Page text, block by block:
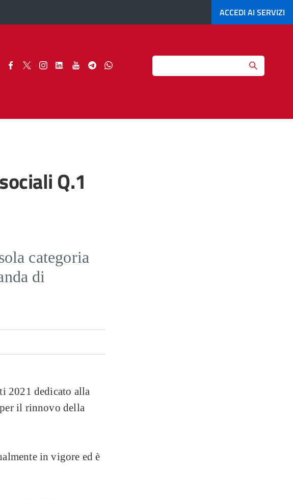
ACCEDI AI SERVIZI
Seguici SeguiciSeguici Seguici SeguiciSeguiciSeguici
Search
Q.1
categoria
di
2021 dedicato alla
il rinnovo della
in vigore ed è